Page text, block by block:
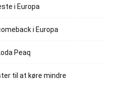
i Europa
i Europa
Peaq
til at køre mindre